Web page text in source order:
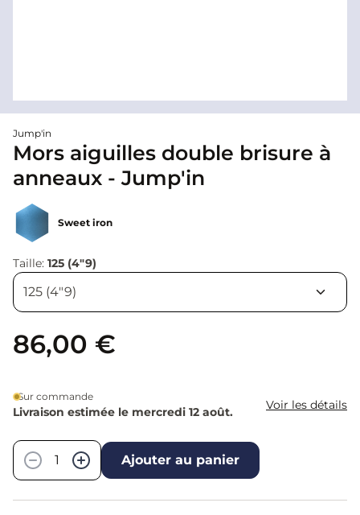
Jump'in
Mors aiguilles double brisure à
anneaux - Jump'in
Sweet iron
Taille: 125 (4"9)
86,00 €
Sur commande
Livraison estimée le mercredi 12 août. Voir les détails
−
+ Ajouter au panier